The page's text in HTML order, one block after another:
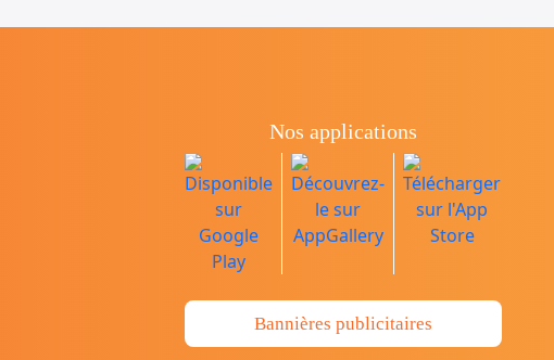
Nos applications
Bannières publicitaires